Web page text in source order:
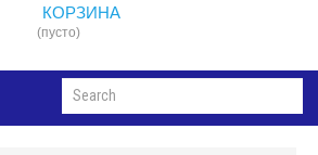
КОРЗИНА
(пусто)